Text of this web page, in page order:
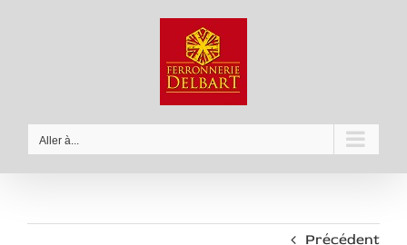
Aller à...
Précédent